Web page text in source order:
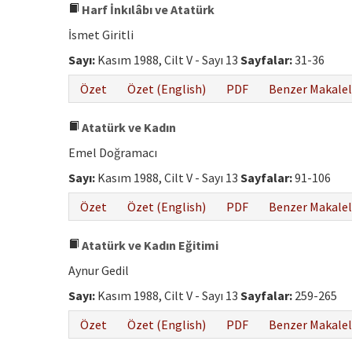
Harf İnkılâbı ve Atatürk
İsmet Giritli
Sayı: Kasım 1988, Cilt V - Sayı 13 Sayfalar:31-36
Özet
Özet (English) PDF Benzer
Atatürk ve Kadın
Emel Doğramacı
Sayı: Kasım 1988, Cilt V - Sayı 13 Sayfalar:91-106
Özet
Özet (English) PDF Benzer
Atatürk ve Kadın Eğitimi
Aynur Gedil
Sayı: Kasım 1988, Cilt V - Sayı 13 Sayfalar: 259-265
Özet
Özet (English) PDF Benzer